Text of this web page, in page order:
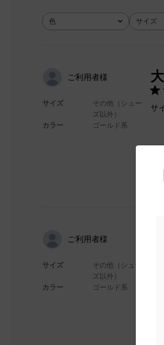
色全て サイズ
全て
ご利用者様
サイズ
カラー
その他（シュー
ズ以外）
ゴールド系
サ
ご利用者様
サイズ
カラー
その他（シュー
ズ以外）
ゴールド系